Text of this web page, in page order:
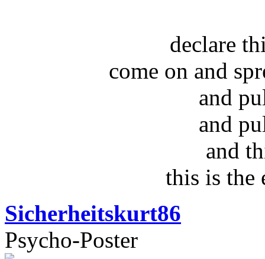
declare
come on and
and
and
and
this is the
Sicherheitskurt86
Psycho-Poster